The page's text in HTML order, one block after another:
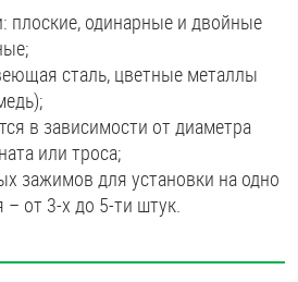
плоские, одинарные и двойные
сталь, цветные металлы
в зависимости от диаметра
или троса;
зажимов для установки на одно
– от 3-х до 5-ти штук.